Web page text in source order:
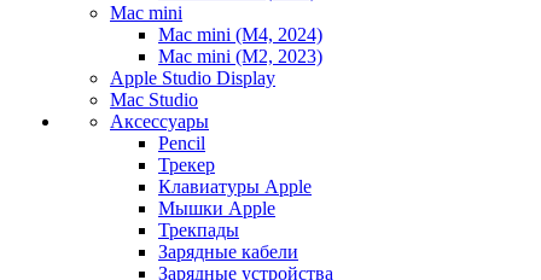
Mac mini
Mac mini (M4, 2024)
Mac mini (M2, 2023)
Apple Studio Display
Mac Studio
Аксессуары
Pencil
Трекер
Клавиатуры Apple
Мышки Apple
Трекпады
Зарядные кабели
Зарядные устройства